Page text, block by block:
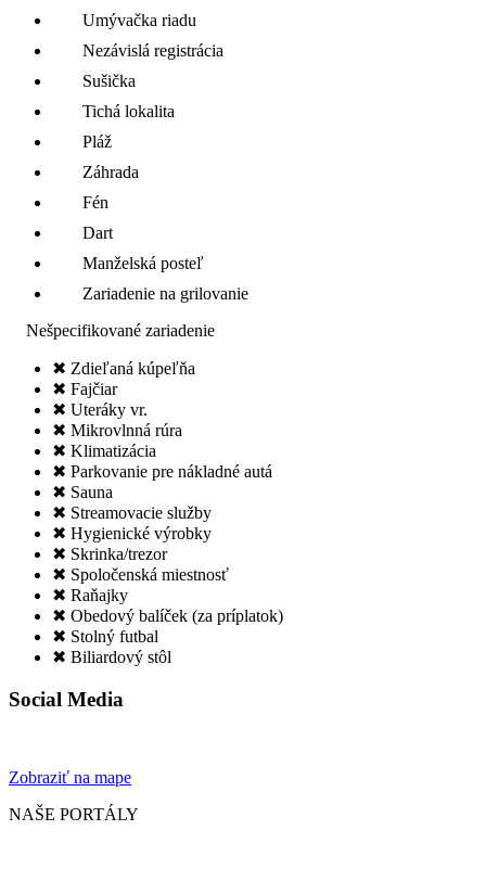
Umývačka riadu
Nezávislá registrácia
Sušička
Tichá lokalita
Pláž
Záhrada
Fén
Dart
Manželská posteľ
Zariadenie na grilovanie
Nešpecifikované zariadenie
✖ Zdieľaná kúpeľňa
✖ Fajčiar
✖ Uteráky vr.
✖ Mikrovlnná rúra
✖ Klimatizácia
✖ Parkovanie pre nákladné autá
✖ Sauna
✖ Streamovacie služby
✖ Hygienické výrobky
✖ Skrinka/trezor
✖ Spoločenská miestnosť
✖ Raňajky
✖ Obedový balíček (za príplatok)
✖ Stolný futbal
✖ Biliardový stôl
Social Media
Zobraziť na mape
NAŠE PORTÁLY